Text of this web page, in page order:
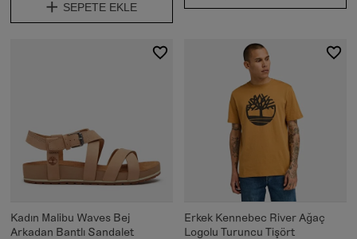
SEPETE EKLE
Kadın Malibu Waves Bej
Arkadan Bantlı Sandalet
Erkek Kennebec River Ağaç
Logolu Turuncu Tişört